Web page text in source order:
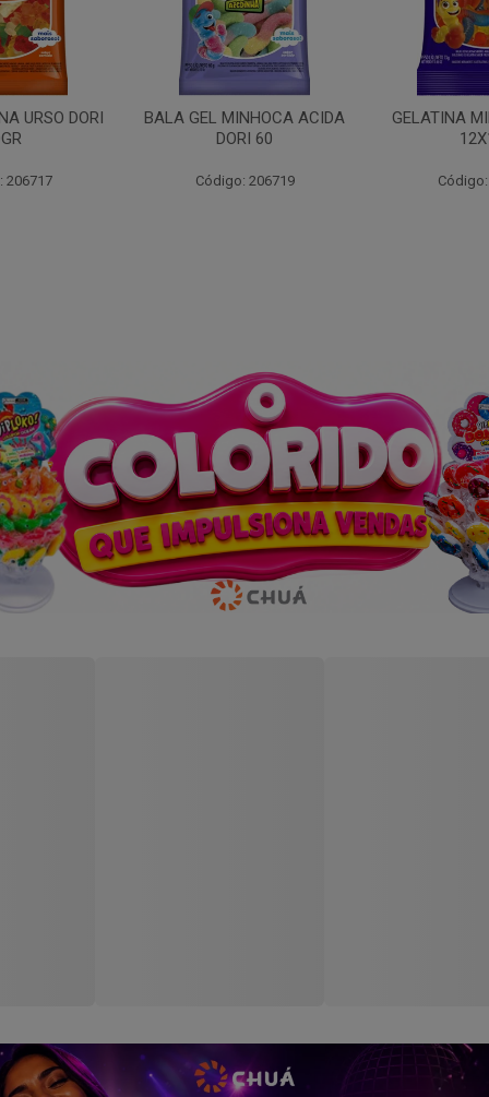
ACIDA
60
206719
GELATINA MINHOCA DORI
12X13G
Código: 255689
TUBO